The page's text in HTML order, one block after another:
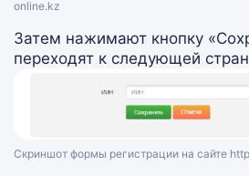
online.kz
Затем нажимают кнопку
переходят к следующей
Скриншот формы регистрации на сайте